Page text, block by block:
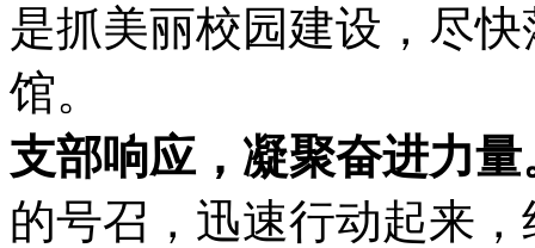
是抓美丽校园建设，尽
馆。
支部响应，凝聚奋进力量
的号召，迅速行动起来